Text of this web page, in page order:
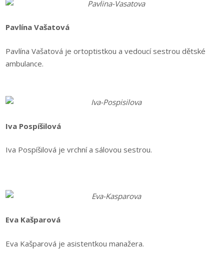
Pavlína Vašatová
Pavlína Vašatová je ortoptistkou a vedoucí sestrou dětské
ambulance.
Iva Pospíšilová
Iva Pospíšilová je vrchní a sálovou sestrou.
Eva Kašparová
Eva Kašparová je asistentkou manažera.